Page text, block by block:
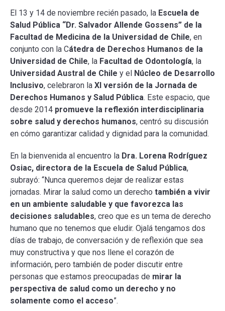
BIBLIOTECA
PLATAFORMA EDUCATIVA
El 13 y 14 de noviembre recién pasado, la Escuela de
Salud Pública “Dr. Salvador Allende Gossens” de la
Facultad de Medicina de la Universidad de Chile, en
conjunto con la Cátedra de Derechos Humanos de la
Universidad de Chile, la Facultad de Odontología, la
Universidad Austral de Chile y el Núcleo de Desarrollo
Inclusivo, celebraron la XI versión de la Jornada de
Derechos Humanos y Salud Pública. Este espacio, que
desde 2014 promueve la reflexión interdisciplinaria
sobre salud y derechos humanos, centró su discusión
en cómo garantizar calidad y dignidad para la comunidad.
En la bienvenida al encuentro la Dra. Lorena Rodríguez
Osiac, directora de la Escuela de Salud Pública,
subrayó: “Nunca queremos dejar de realizar estas
jornadas. Mirar la salud como un derecho también a vivir
en un ambiente saludable y que favorezca las
decisiones saludables, creo que es un tema de derecho
humano que no tenemos que eludir. Ojalá tengamos dos
días de trabajo, de conversación y de reflexión que sea
muy constructiva y que nos llene el corazón de
información, pero también de poder discutir entre
personas que estamos preocupadas de mirar la
perspectiva de salud como un derecho y no
solamente como el acceso”.